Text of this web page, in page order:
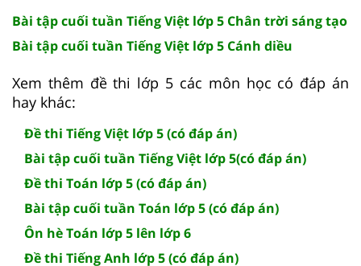
Bài tập cuối tuần Tiếng Việt lớp 5 Chân trời sáng tạo
Bài tập cuối tuần Tiếng Việt lớp 5 Cánh diều
Xem thêm đề thi lớp 5 các môn học có đáp án
hay khác:
Đề thi Tiếng Việt lớp 5 (có đáp án)
Bài tập cuối tuần Tiếng Việt lớp 5(có đáp án)
Đề thi Toán lớp 5 (có đáp án)
Bài tập cuối tuần Toán lớp 5 (có đáp án)
Ôn hè Toán lớp 5 lên lớp 6
Đề thi Tiếng Anh lớp 5 (có đáp án)